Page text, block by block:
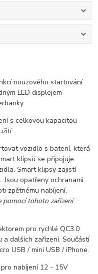
nouzového startování
LED displejem
s celkovou kapacitou
vozidlo s baterií, která
klipsů se připojuje
Smart klipsy zajistí
Jsou opatřeny ochranami
zpětnému nabíjení.
pomocí tohoto zařízení
pro rychlé QC3.0
dalších zařízení. Součástí
USB / mini USB / iPhone.
nabíjení 12 - 15V